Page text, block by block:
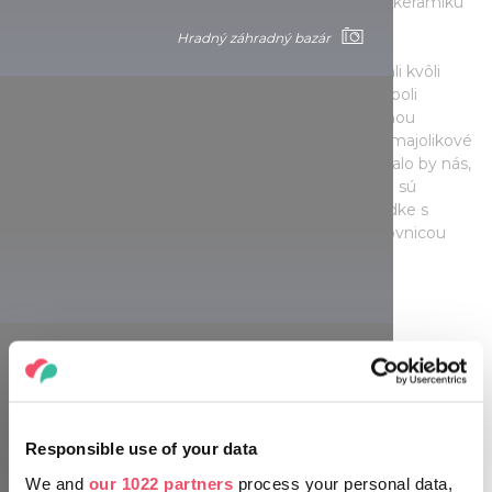
Responsible use of your data
We and our 1022 partners process your personal data,
Hradný záhradný bazár
Časom majolikové obklady klenby pavilónu opadali kvôli
oslabeniu spojov. Počas rekonštrukcie komplexu boli
vyrobené nové majolikové obklady, navyše šťastnou
zhodou okolností sa v jednej jame našli pôvodné majolikové
keramické obklady, ktoré boli tiež použité. Zaujímalo by nás,
či viete rozoznať, ktoré z nich sú pôvodné a ktoré sú
vyrobené dodatočne? Môžete to zistiť na prehliadke s
názvom Prechádzky Budínskym hradom - šperkovnicou